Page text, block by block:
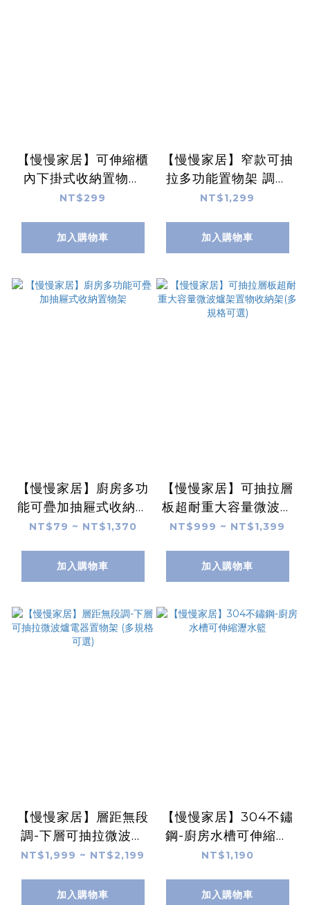
【慢慢家居】可伸縮櫃
內下掛式收納置物架
(下掛掛籃 廚房收納
NT$299
加入購物車
【慢慢家居】窄款可抽
拉多功能置物架 調料
架 廚房收納架 置物架
納
NT$1,299
加入購物車
【慢慢家居】廚房多功
能可疊加抽屜式收納置
物架
NT$79 ~ NT$1,370
加入購物車
【慢慢家居】可抽拉層
板超耐重大容量微波爐
架置物收納架(多規格
NT$999 ~ NT$1,399
加入購物車
【慢慢家居】層距無段
調-下層可抽拉微波爐
電器置物架 (多規格可
NT$1,999 ~ NT$2,199
加入購物車
【慢慢家居】304不鏽
鋼-廚房水槽可伸縮瀝
水籃
NT$1,190
加入購物車